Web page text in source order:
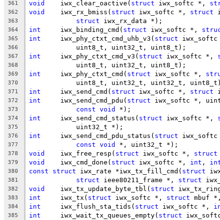
361 void
	iwx_clear_oactive(
struct iwx_softc *,
362 void
	iwx_rx_bmiss(
struct iwx_softc *, struct
363 struct iwx_rx_data *);
364 int
	iwx_binding_cmd(
struct iwx_softc *,
365 int
	iwx_phy_ctxt_cmd_uhb_v3(
struct
366
	    uint8_t, uint32_t, uint8_t);
367 int
	iwx_phy_ctxt_cmd_v3(
struct iwx_softc *,
368
	    uint8_t, uint32_t, uint8_t);
369 int
	iwx_phy_ctxt_cmd(
struct iwx_softc *,
370
uint8_t, uint32_t, uint32_t,
371 int
	iwx_send_cmd(
struct iwx_softc *, struct
372 int
	iwx_send_cmd_pdu(
struct iwx_softc *,
373 const void *);
374 int
	iwx_send_cmd_status(
struct iwx_softc *,
375
	    uint32_t *);
376 int
	iwx_send_cmd_pdu_status(
struct
377 const void *, uint32_t *);
378 void
	iwx_free_resp(
struct iwx_softc *, struct
379 void
	iwx_cmd_done(
struct iwx_softc *, int ,
380 const struct iwx_rate *iwx_tx_fill_cmd( struct
381 struct ieee80211_frame *, struct
382 void
	iwx_tx_update_byte_tbl(
struct
383 int
	iwx_tx(
struct iwx_softc *, struct mbuf
384 int
	iwx_flush_sta_tids(
struct iwx_softc *,
385 int
	iwx_wait_tx_queues_empty(
struct